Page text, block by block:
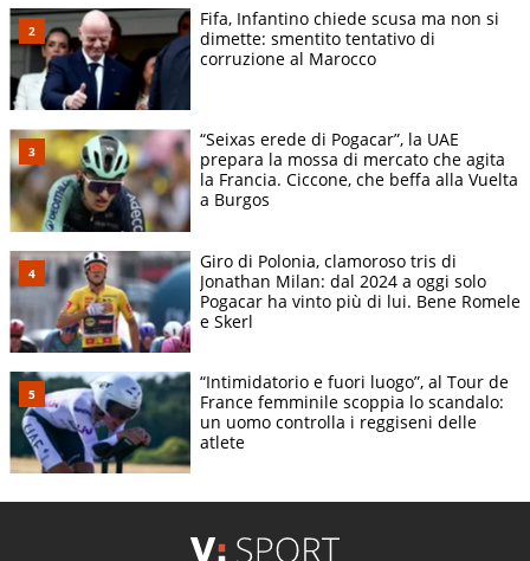
Fifa, Infantino chiede scusa ma non si
dimette: smentito tentativo di
corruzione al Marocco
“Seixas erede di Pogacar”, la UAE
prepara la mossa di mercato che agita
la Francia. Ciccone, che beffa alla Vuelta
a Burgos
Giro di Polonia, clamoroso tris di
Jonathan Milan: dal 2024 a oggi solo
Pogacar ha vinto più di lui. Bene Romele
e Skerl
“Intimidatorio e fuori luogo”, al Tour de
France femminile scoppia lo scandalo:
un uomo controlla i reggiseni delle
atlete